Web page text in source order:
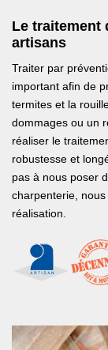
Le traitement
artisans
Traiter par
important afin de
termites et la
dommages ou un
réaliser le
robustesse et
pas à nous poser
charpenterie,
réalisation.